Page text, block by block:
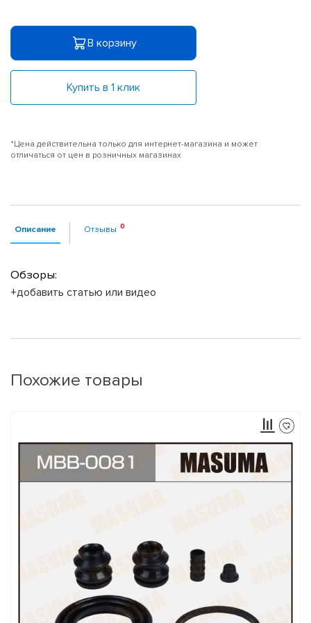
В корзину
Купить в 1 клик
*Цена действительна только для интернет-магазина и может
отличаться от цен в розничных магазинах
Описание Отзывы
Обзоры:
+добавить статью или видео
Похожие товары